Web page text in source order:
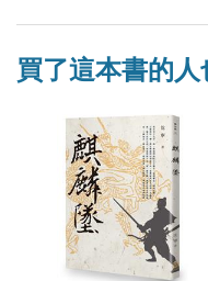
買了這本書的人